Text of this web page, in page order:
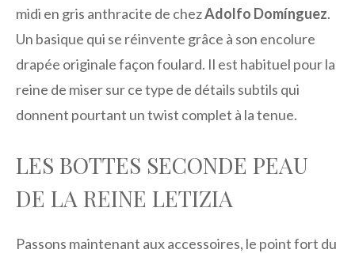
midi en gris anthracite de chezAdolfo Domínguez.
Un basique qui se réinvente grâce à son encolure
drapée originale façon foulard. Il est habituel pour la
reine de miser sur ce type de détails subtils qui
donnent pourtant un twist complet à la tenue.
LES BOTTES SECONDE PEAU
DE LA REINE LETIZIA
Passons maintenant aux accessoires, le point fort du